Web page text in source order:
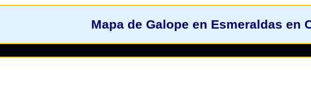
Mapa de Galope en Esmeraldas en